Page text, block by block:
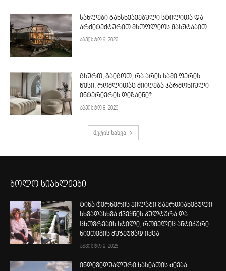
სახლები განსხვავებული სტილითა და
არქიტექტურით მსოფლიოს მასშტაბით
აგვისტო 9, 2026
გსურთ, გაიგოთ, რა არის სამი ფერის
წესი, რომლითაც მიიღება ჰარმონიული
ინტერიერის დიზაინი?
აგვისტო 8, 2026
მეტის ნახვა
ბოლო სიახლეები
ტინა ტერნერის ვილაში გაერთიანებული
სხვადასხვა ქვეყნის კულტურა და
ცხოვრების სტილი, რომელიც ანტიკური
ნივთების მუზეუმად იქცა
აგვისტო 9, 2026
ინდივიდუალური ხასიათის ძიება